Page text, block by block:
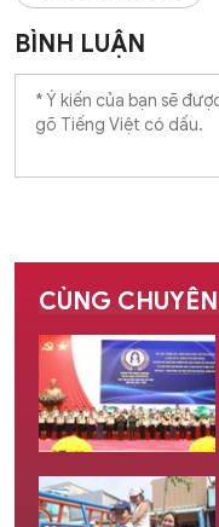
BÌNH LUẬN
CÙNG